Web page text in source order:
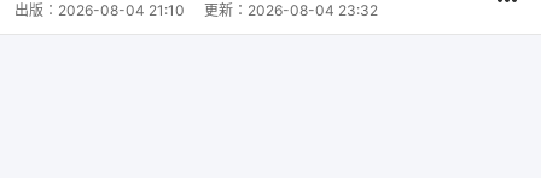
出版： 2026-08-04 21:10 更新： 2026-08-04 23:32